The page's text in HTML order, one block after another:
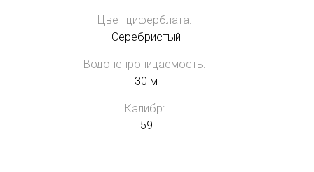
Цвет циферблата:
Серебристый
Водонепроницаемость:
30 м
Калибр:
59